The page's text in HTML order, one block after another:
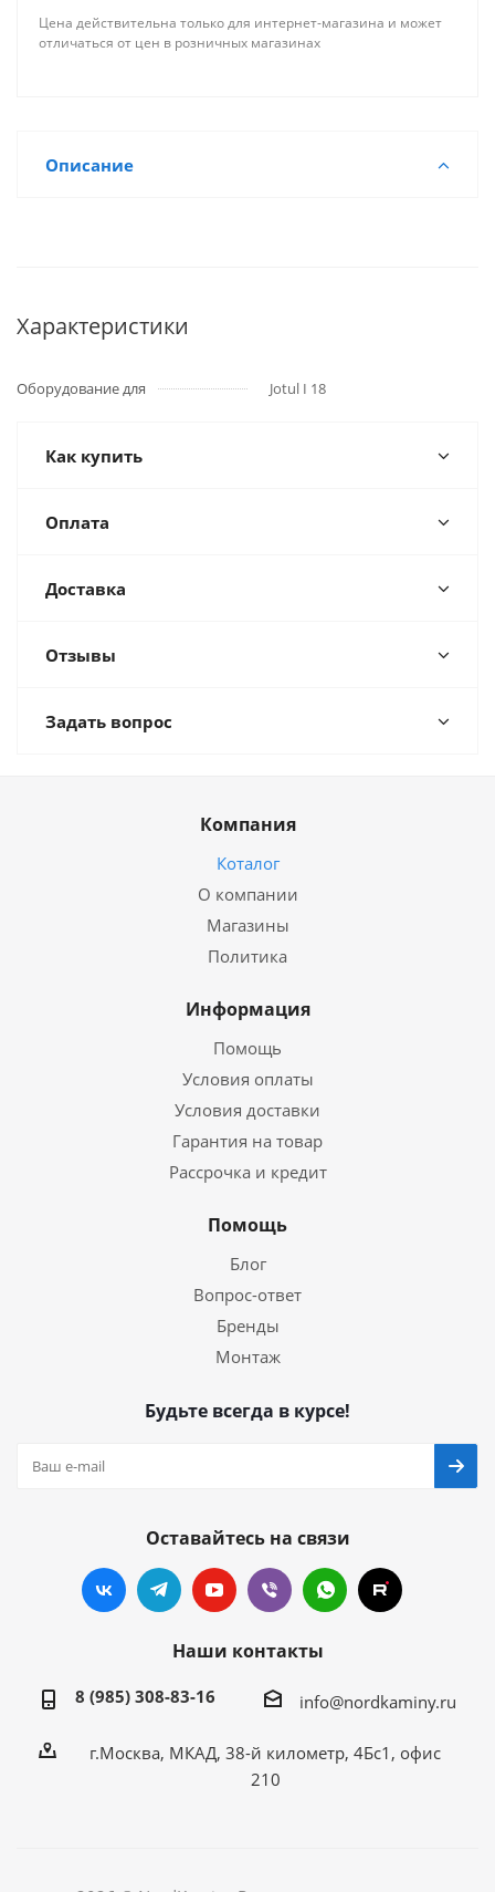
Цена действительна только для интернет-магазина и может
отличаться от цен в розничных магазинах
Описание
Характеристики
Оборудование для Jotul I 18
Как купить
Оплата
Доставка
Отзывы
Задать вопрос
Компания
Коталог
О компании
Магазины
Политика
Информация
Помощь
Условия оплаты
Условия доставки
Гарантия на товар
Рассрочка и кредит
Помощь
Блог
Вопрос-ответ
Бренды
Монтаж
Будьте всегда в курсе!
Оставайтесь на связи
Наши контакты
8 (985) 308-83-16 info@nordkaminy.ru
г.Москва, МКАД, 38-й километр, 4Бс1, офис
210